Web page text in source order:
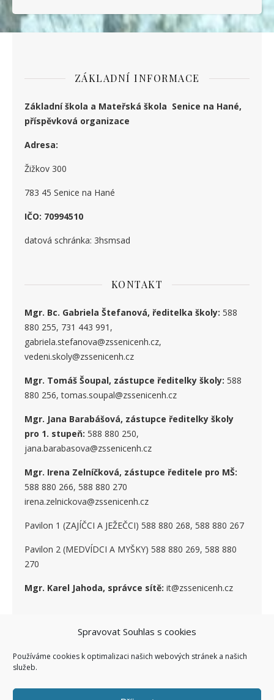
Spravovat Souhlas s cookies
Používáme cookies k optimalizaci našich webových stránek a našich
služeb.
ZÁKLADNÍ INFORMACE
Základní škola a Mateřská škola Senice na Hané,
příspěvková organizace
Adresa:
Žižkov 300
783 45 Senice na Hané
IČO: 70994510
datová schránka: 3hsmsad
KONTAKT
Mgr. Bc. Gabriela Štefanová, ředitelka školy: 588
880 255, 731 443 991,
gabriela.stefanova@zssenicenh.cz,
vedeni.skoly@zssenicenh.cz
Mgr. Tomáš Šoupal, zástupce ředitelky školy: 588
880 256, tomas.soupal@zssenicenh.cz
Mgr. Jana Barabášová, zástupce ředitelky školy
pro 1. stupeň: 588 880 250,
jana.barabasova@zssenicenh.cz
Mgr. Irena Zelníčková, zástupce ředitele pro MŠ:
588 880 266, 588 880 270
irena.zelnickova@zssenicenh.cz
Pavilon 1 (ZAJÍČCI A JEŽEČCI) 588 880 268, 588 880 267
Pavilon 2 (MEDVÍDCI A MYŠKY) 588 880 269, 588 880
270
Mgr. Karel Jahoda, správce sítě: it@zssenicenh.cz
SOCIÁLNÍ SÍTĚ